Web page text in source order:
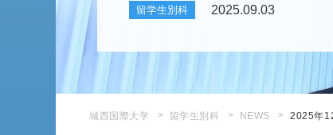
留学生別科 2025.09.03
城西国際大学 留学生別科 NEWS 2025年